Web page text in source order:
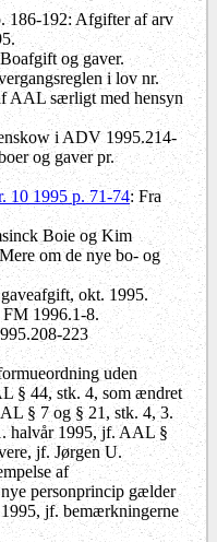
186-192: Afgifter af arv
og gaver.
i lov nr.
AAL særligt med hensyn
i ADV 1995.214-
og gaver pr.
10 1995 p. 71-74: Fra
Boie og Kim
om de nye bo- og
okt. 1995.
1996.1-8.
223
uden
§ 44, stk. 4, som ændret
§ 7 og § 21, stk. 4, 3.
halvår 1995, jf. AAL §
jf. Jørgen U.
af
personprincip gælder
jf. bemærkningerne